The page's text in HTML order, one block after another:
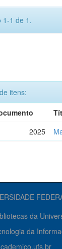
1-1 de 1.
itens:
2025
da
da